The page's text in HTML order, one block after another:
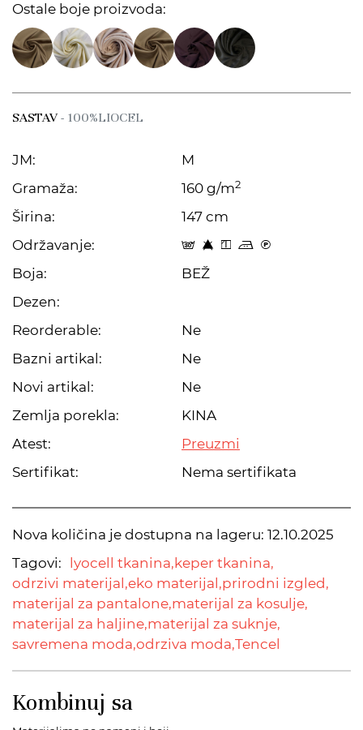
Ostale boje proizvoda:
SASTAV- 100%LIOCEL
JM:
M
Gramaža:
160 g/m2
Širina:
147 cm
Održavanje:
s 8 y p C
Boja:
BEŽ
Dezen:
Reorderable:
Ne
Bazni artikal:
Ne
Novi artikal:
Ne
Zemlja porekla:
KINA
Atest:
Preuzmi
Sertifikat:
Nema sertifikata
Nova količina je dostupna na lageru: 12.10.2025
Tagovi:
lyocell tkanina, keper tkanina,
odrzivi materijal,eko materijal,prirodni izgled,
materijal za pantalone,materijal za kosulje,
materijal za haljine,materijal za suknje,
savremena moda,odrziva moda,Tencel
Kombinuj sa